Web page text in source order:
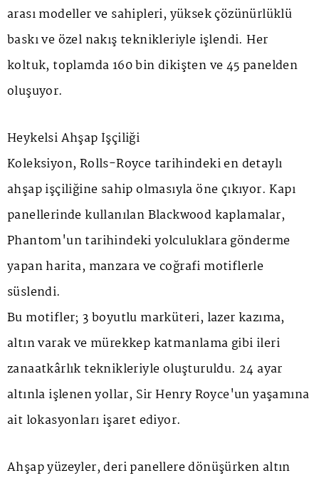
arası modeller ve sahipleri, yüksek çözünürlüklü
baskı ve özel nakış teknikleriyle işlendi. Her
koltuk, toplamda 160 bin dikişten ve 45 panelden
oluşuyor.
Heykelsi Ahşap İşçiliği
Koleksiyon, Rolls-Royce tarihindeki en detaylı
ahşap işçiliğine sahip olmasıyla öne çıkıyor. Kapı
panellerinde kullanılanBlackwoodkaplamalar,
Phantom'un tarihindeki yolculuklara gönderme
yapan harita, manzara ve coğrafi motiflerle
süslendi.
Bu motifler; 3 boyutlu marküteri, lazer kazıma,
altın varak ve mürekkep katmanlama gibi ileri
zanaatkârlık teknikleriyle oluşturuldu. 24 ayar
altınla işlenen yollar, Sir Henry Royce'un yaşamına
ait lokasyonları işaret ediyor.
Ahşap yüzeyler, deri panellere dönüşürken altın